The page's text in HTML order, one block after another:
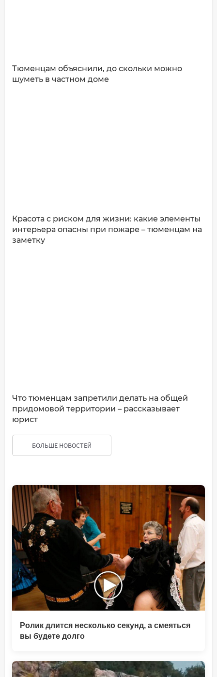
Тюменцам объяснили, до скольки можно
шуметь в частном доме
Красота с риском для жизни: какие элементы
интерьера опасны при пожаре – тюменцам на
заметку
Что тюменцам запретили делать на общей
придомовой территории – рассказывает
юрист
БОЛЬШЕ НОВОСТЕЙ
Ролик длится несколько секунд, а смеяться
вы будете долго